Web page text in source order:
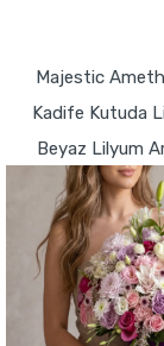
Majestic
Kadife Kutuda
Beyaz Lilyum